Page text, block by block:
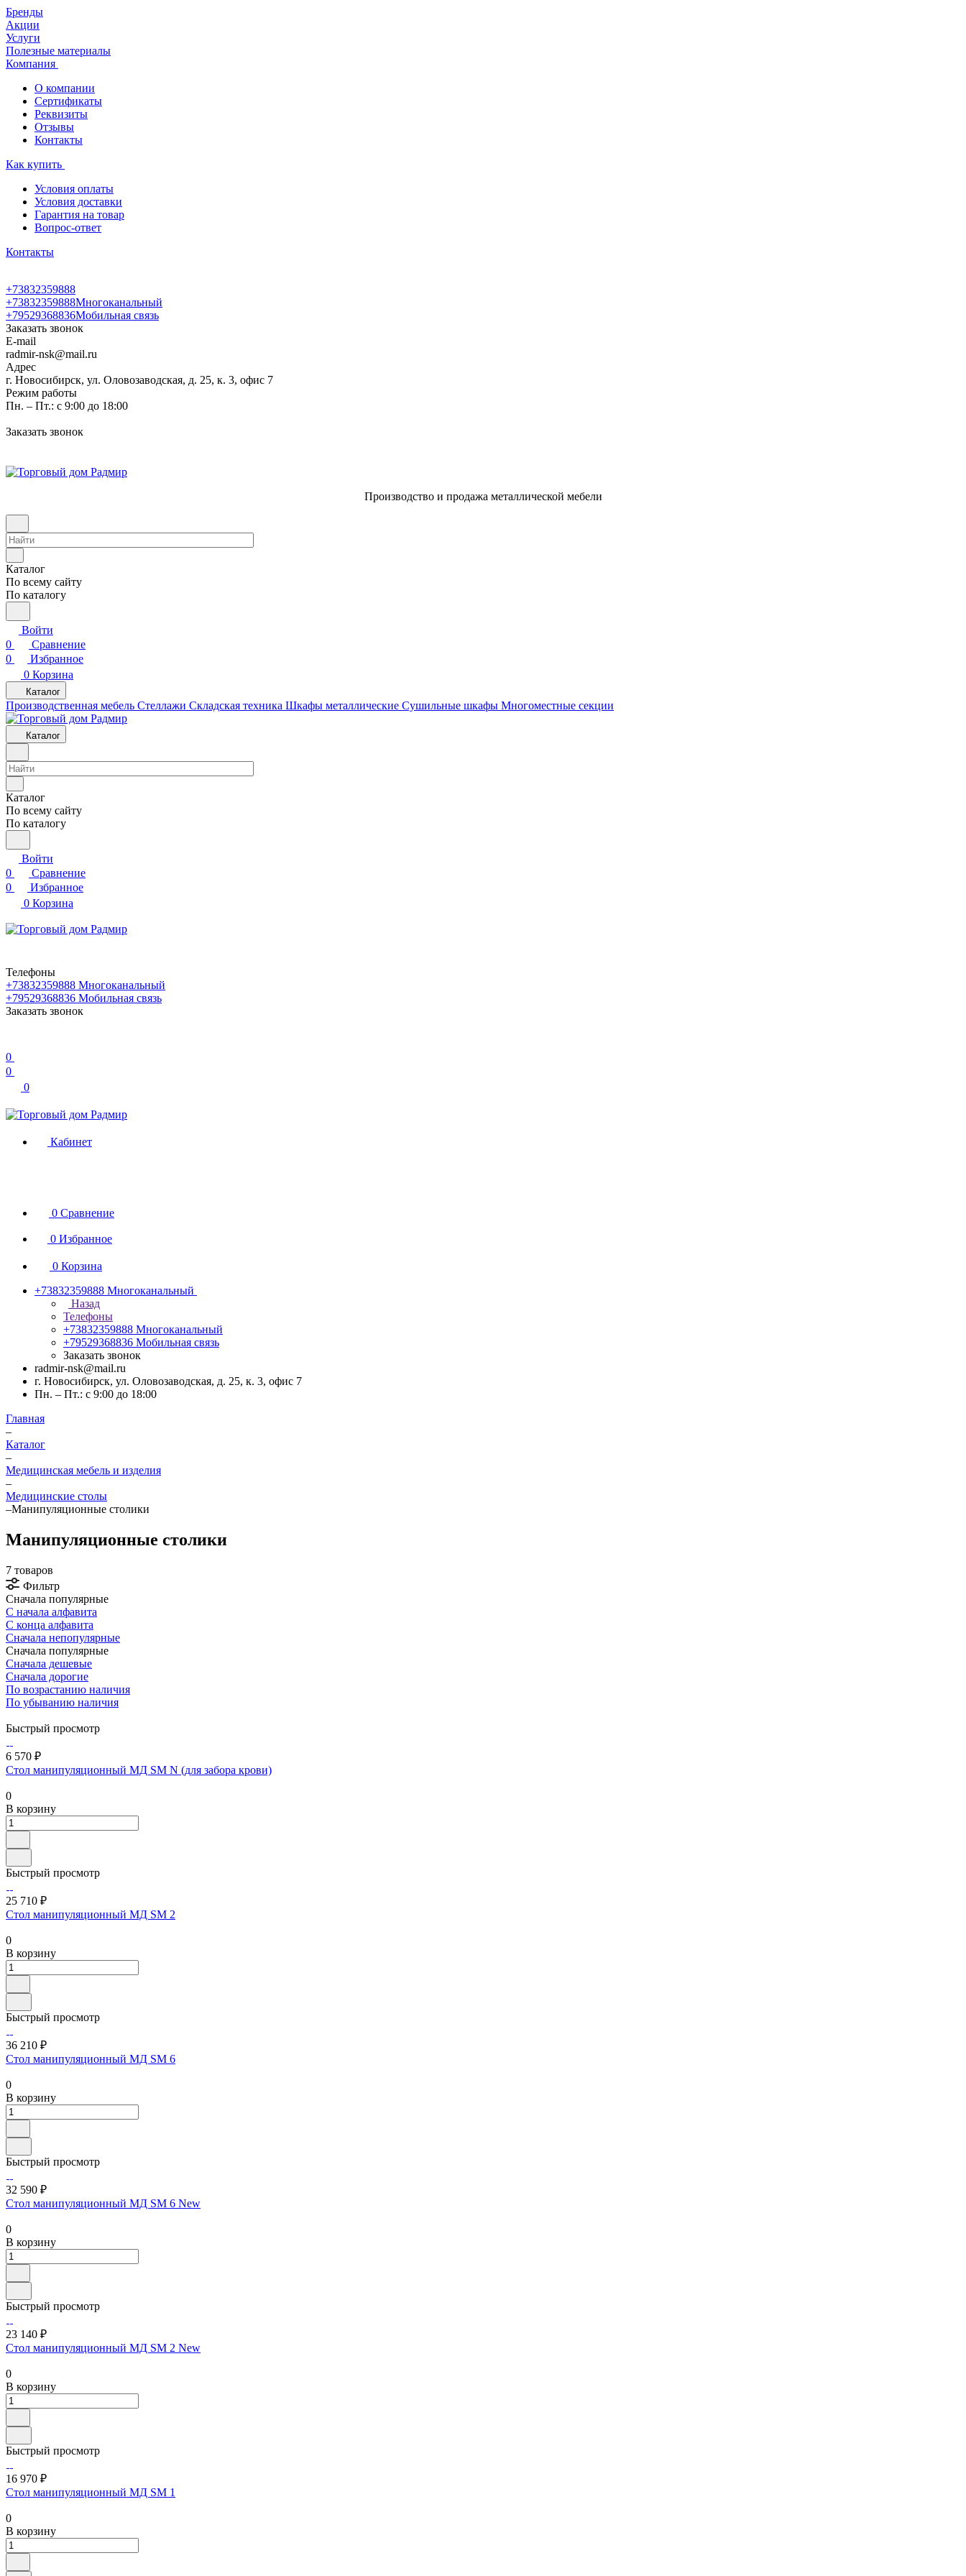
Бренды
Акции
Услуги
Полезные материалы
Компания
О компании
Сертификаты
Реквизиты
Отзывы
Контакты
Как купить
Условия оплаты
Условия доставки
Гарантия на товар
Вопрос-ответ
Контакты
+73832359888
+73832359888Многоканальный
+79529368836Мобильная связь
Заказать звонок
E-mail
radmir-nsk@mail.ru
Адрес
г. Новосибирск, ул. Оловозаводская, д. 25, к. 3, офис 7
Режим работы
Пн. – Пт.: с 9:00 до 18:00
Заказать звонок
Производство и продажа металлической мебели
Каталог
По всему сайту
По каталогу
Войти
0
Сравнение
0
Избранное
0 Корзина
Каталог
Производственная мебель Cтеллажи Складская техника Шкафы металлические Cушильные шкафы Многоместные секции
Каталог
Каталог
По всему сайту
По каталогу
Войти
0
Сравнение
0
Избранное
0 Корзина
Телефоны
+73832359888 Многоканальный
+79529368836 Мобильная связь
Заказать звонок
0
0
0
Кабинет
0 Сравнение
0 Избранное
0 Корзина
+73832359888 Многоканальный
Назад
Телефоны
+73832359888 Многоканальный
+79529368836 Мобильная связь
Заказать звонок
radmir-nsk@mail.ru
г. Новосибирск, ул. Оловозаводская, д. 25, к. 3, офис 7
Пн. – Пт.: с 9:00 до 18:00
Главная
–
Каталог
–
Медицинская мебель и изделия
–
Медицинские столы
–Манипуляционные столики
Манипуляционные столики
7 товаров
Фильтр
Сначала популярные
С начала алфавита
С конца алфавита
Сначала непопулярные
Сначала популярные
Сначала дешевые
Сначала дорогие
По возрастанию наличия
По убыванию наличия
Быстрый просмотр
6 570 ₽
Стол манипуляционный МД SM N (для забора крови)
0
В корзину
Быстрый просмотр
25 710 ₽
Стол манипуляционный МД SM 2
0
В корзину
Быстрый просмотр
36 210 ₽
Стол манипуляционный МД SM 6
0
В корзину
Быстрый просмотр
32 590 ₽
Стол манипуляционный МД SM 6 New
0
В корзину
Быстрый просмотр
23 140 ₽
Стол манипуляционный МД SM 2 New
0
В корзину
Быстрый просмотр
16 970 ₽
Стол манипуляционный МД SM 1
0
В корзину